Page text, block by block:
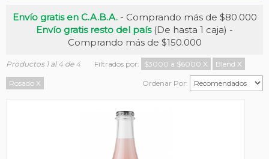
Envío gratis en C.A.B.A.- Comprando más de $80.000
Envío gratis resto del país(De hasta 1 caja) -
Comprando más de $150.000
Productos 1 al 4 de 4 Filtrados por: $3000 a $6000 X Blend X
Rosado X Ordenar Por: